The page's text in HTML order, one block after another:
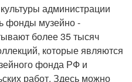
администрации
фонды музейно -
более 35 тысяч
которые являются
фонда РФ и
работ. Здесь можно